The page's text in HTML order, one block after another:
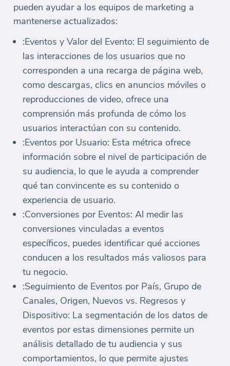
pueden ayudar a los equipos de marketing a
mantenerse actualizados:
:Eventos y Valor del Evento: El seguimiento de
las interacciones de los usuarios que no
corresponden a una recarga de página web,
como descargas, clics en anuncios móviles o
reproducciones de video, ofrece una
comprensión más profunda de cómo los
usuarios interactúan con su contenido.
:Eventos por Usuario: Esta métrica ofrece
información sobre el nivel de participación de
su audiencia, lo que le ayuda a comprender
qué tan convincente es su contenido o
experiencia de usuario.
:Conversiones por Eventos: Al medir las
conversiones vinculadas a eventos
específicos, puedes identificar qué acciones
conducen a los resultados más valiosos para
tu negocio.
:Seguimiento de Eventos por País, Grupo de
Canales, Origen, Nuevos vs. Regresos y
Dispositivo: La segmentación de los datos de
eventos por estas dimensiones permite un
análisis detallado de tu audiencia y sus
comportamientos, lo que permite ajustes